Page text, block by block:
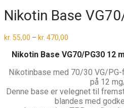
Nikotin Base
kr. 55,00 – kr. 470,00
til
Nikotin Base VG70/PG30 12
Nikotinbase med 70/30 VG/
på 12
Denne base er velegnet til
blandes med